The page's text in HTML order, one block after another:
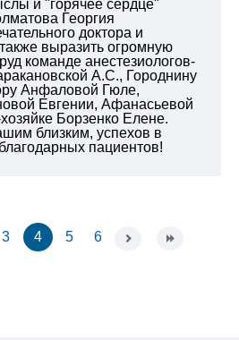
и "горячее сердце"
Георгия
доктора и
выразить огромную
команде анестезиологов-
А.С., Городнину
Анфаловой Гюле,
Евгении, Афанасьевой
Борзенко Елене.
близким, успехов в
пациентов!
3 4 5 6